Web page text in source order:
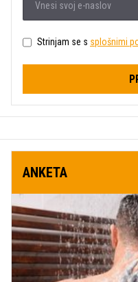
Strinjam se s splošnimi
ANKETA